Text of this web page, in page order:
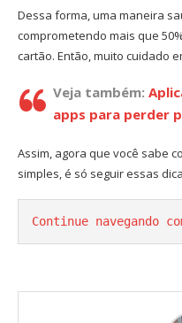
Dessa forma, uma maneira
comprometendo mais que
cartão. Então, muito cuidado
Veja também:
apps para perder
Assim, agora que você sabe
simples, é só seguir essas
Continue navegando